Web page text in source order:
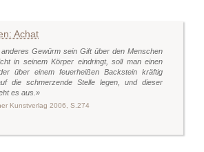
Achat
Gewürm sein Gift über den Menschen
in seinem Körper eindringt, soll man einen
über einem feuerheißen Backstein kräftig
die schmerzende Stelle legen, und dieser
es aus.»
Kunstverlag 2006, S.274